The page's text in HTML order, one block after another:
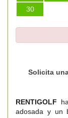
30
Solicita
RENTIGOLF
adosada y un